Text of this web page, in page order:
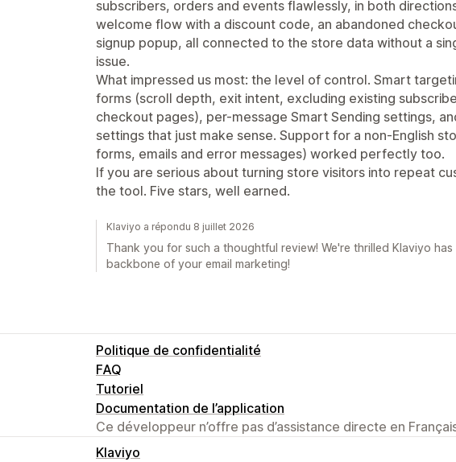
subscribers, orders and events flawlessly, in both
welcome flow with a discount code, an abandoned
signup popup, all connected to the store data without a
issue.
What impressed us most: the level of control. Smart
forms (scroll depth, exit intent, excluding existing
checkout pages), per-message Smart Sending settings,
settings that just make sense. Support for a non-English
forms, emails and error messages) worked perfectly too.
If you are serious about turning store visitors into repeat
the tool. Five stars, well earned.
Klaviyo a répondu 8 juillet 2026
Thank you for such a thoughtful review! We're thrilled Klaviyo has
backbone of your email marketing!
Politique de confidentialité
FAQ
Tutoriel
Documentation de l’application
Ce développeur n’offre pas d’assistance directe en
Klaviyo